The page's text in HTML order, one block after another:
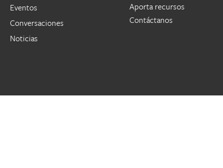
Eventos
Conversaciones
Noticias
Aporta recursos
Contáctanos